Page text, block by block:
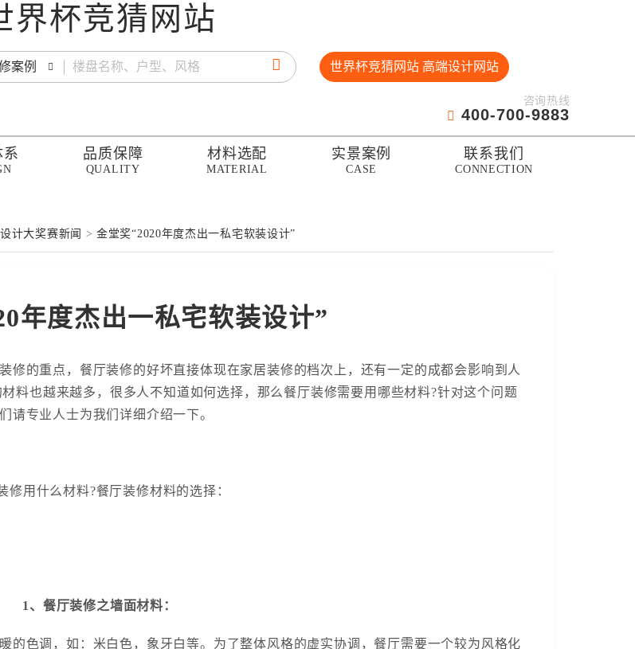
界杯竞猜网站
案例 世界杯竞猜网站 高端设计网站
咨询热线
400-700-9883
系 品质保障
QUALITY
材料选配
MATERIAL
实景案例
CASE
联系我们
CONNECTION
设计大奖赛新闻 > 金堂奖“2020年度杰出一私宅软装设计”
年度杰出一私宅软装设计”
的重点，餐厅装修的好坏直接体现在家居装修的档次上，还有一定的成都会影响到人
料也越来越多，很多人不知道如何选择，那么餐厅装修需要用哪些材料?针对这个问题
请专业人士为我们详细介绍一下。
修用什么材料?餐厅装修材料的选择：
1、餐厅装修之墙面材料：
的色调，如：米白色，象牙白等。为了整体风格的虚实协调，餐厅需要一个较为风格化